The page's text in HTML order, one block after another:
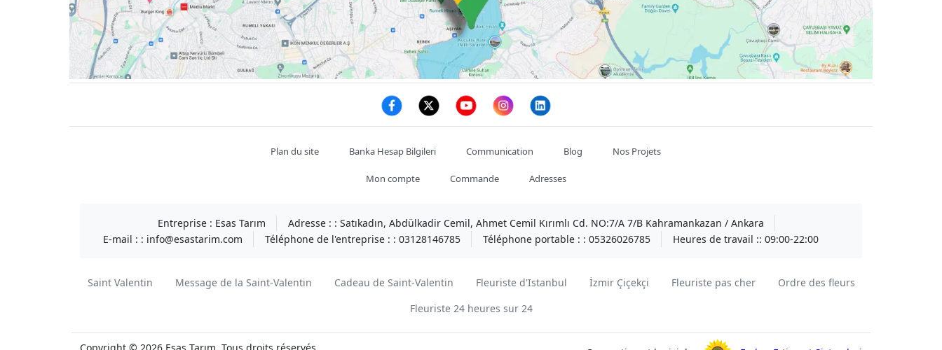
Facebook
twitter
youtube
instagram
linkedin
Plan du site Banka Hesap Bilgileri Communication Blog Nos Projets
Mon compte Commande Adresses
Entreprise : Esas Tarım Adresse : : Satıkadın, Abdülkadir Cemil, Ahmet Cemil Kırımlı Cd. NO:7/A 7/B Kahramankazan / Ankara
E-mail : : info@esastarim.com Téléphone de l'entreprise : : 03128146785 Téléphone portable : : 05326026785 Heures de travail :: 09:00-22:00
Saint Valentin Message de la Saint-Valentin Cadeau de Saint-Valentin Fleuriste d'Istanbul İzmir Çiçekçi Fleuriste pas cher
Ordre des fleurs
Fleuriste 24 heures sur 24